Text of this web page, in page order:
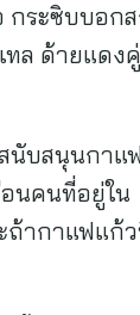
กระซิบบอก
ทล ด้ายแดง
นับสนุนกาแ
นคนที่อยู่ใน
ถ้ากาแฟแก้